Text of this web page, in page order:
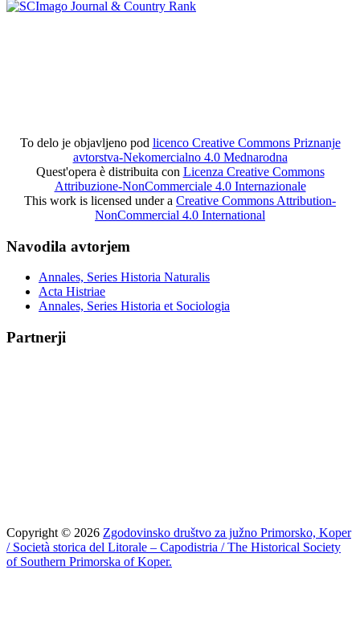
To delo je objavljeno pod licenco Creative Commons Priznanje
avtorstva-Nekomercialno 4.0 Mednarodna
Quest'opera è distribuita con Licenza Creative Commons
Attribuzione-NonCommerciale 4.0 Internazionale
This work is licensed under a Creative Commons Attribution-
NonCommercial 4.0 International
Navodila avtorjem
Annales, Series Historia Naturalis
Acta Histriae
Annales, Series Historia et Sociologia
Partnerji
Copyright © 2026 Zgodovinsko društvo za južno Primorsko, Koper
/ Società storica del Litorale – Capodistria / The Historical Society
of Southern Primorska of Koper.